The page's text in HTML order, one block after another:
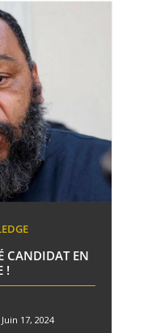
CANDIDAT EN
!
Juin 17, 2024